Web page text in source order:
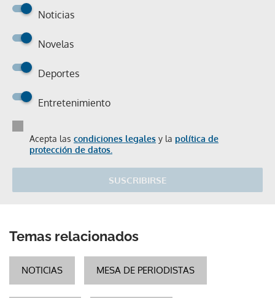
Noticias
Novelas
Deportes
Entretenimiento
Acepta las condiciones legales y la política de
protección de datos.
SUSCRIBIRSE
Temas relacionados
NOTICIAS MESA DE PERIODISTAS